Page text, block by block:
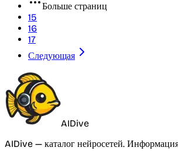
Больше страниц
15
16
17
Следующая
AIDive
AIDive — каталог нейросетей. Информация